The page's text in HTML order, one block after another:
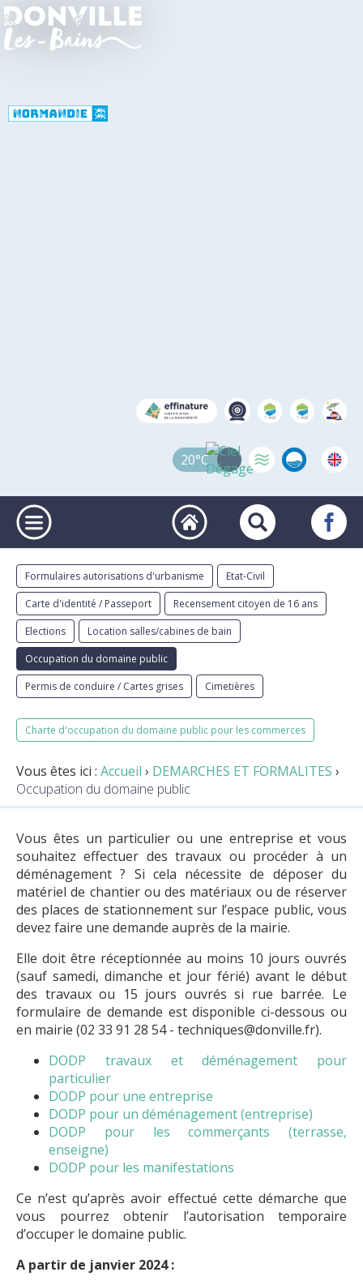
20°C
Charte d'occupation du domaine public pour les commerces
Formulaires autorisations d'urbanisme
Etat-Civil
Carte d'identité / Passeport
Recensement citoyen de 16 ans
Elections
Location salles/cabines de bain
Occupation du domaine public
Permis de conduire / Cartes grises
Cimetières
Vous êtes ici : Accueil › DEMARCHES ET FORMALITES ›
Occupation du domaine public
Vous êtes un particulier ou une entreprise et vous
souhaitez effectuer des travaux ou procéder à un
déménagement ? Si cela nécessite de déposer du
matériel de chantier ou des matériaux ou de réserver
des places de stationnement sur l’espace public, vous
devez faire une demande auprès de la mairie.
Elle doit être réceptionnée au moins 10 jours ouvrés
(sauf samedi, dimanche et jour férié) avant le début
des travaux ou 15 jours ouvrés si rue barrée. Le
formulaire de demande est disponible ci-dessous ou
en mairie (02 33 91 28 54 - techniques@donville.fr).
DODP travaux et déménagement pour
particulier
DODP pour une entreprise
DODP pour un déménagement (entreprise)
DODP pour les commerçants (terrasse,
enseigne)
DODP pour les manifestations
Ce n’est qu’après avoir effectué cette démarche que
vous pourrez obtenir l’autorisation temporaire
d’occuper le domaine public.
A partir de janvier 2024 :